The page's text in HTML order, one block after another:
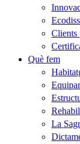
Clients
Què fem
La